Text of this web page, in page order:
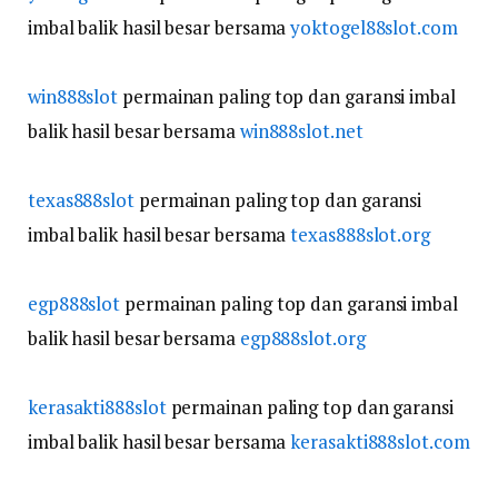
imbal balik hasil besar bersamayoktogel88slot.com
win888slot permainan paling top dan garansi imbal
balik hasil besar bersamawin888slot.net
texas888slotpermainan paling top dan garansi
imbal balik hasil besar bersamatexas888slot.org
egp888slot permainan paling top dan garansi imbal
balik hasil besar bersama egp888slot.org
kerasakti888slotpermainan paling top dan garansi
imbal balik hasil besar bersamakerasakti888slot.com